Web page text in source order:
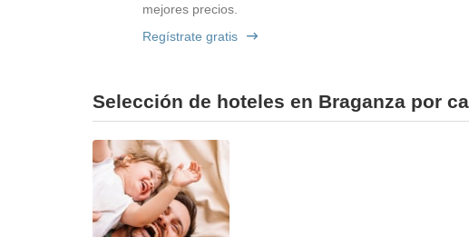
mejores precios.
Regístrate gratis
Selección de hoteles en Braganza por